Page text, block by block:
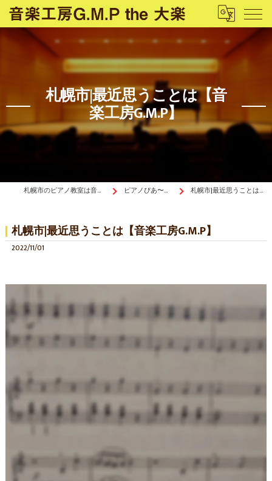
札幌市|最近思うことは【音
楽工房G.M.P】
札幌市のピアノ教室は音楽工房G.M.P the 大楽 ピアノぴあ〜の《ブログ》 札幌市|最近思うことは【音楽工房G.M.P】
札幌市|最近思うことは【音楽工房G.M.P】
2022/11/01